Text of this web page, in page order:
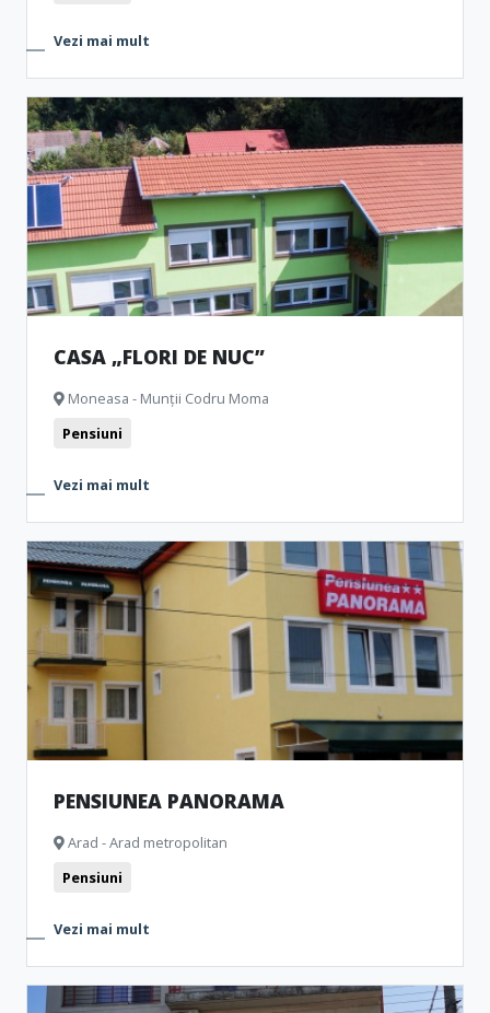
Vezi mai mult
CASA „FLORI DE NUC”
Moneasa - Munții Codru Moma
Pensiuni
Vezi mai mult
PENSIUNEA PANORAMA
Arad - Arad metropolitan
Pensiuni
Vezi mai mult